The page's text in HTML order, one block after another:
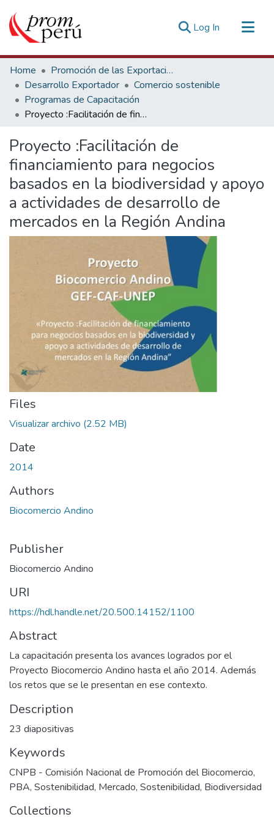
Log In (current)
Communities & Collections
All of DSpace
Statistics
Estadísticas Externas
Home
Promoción de las Exportaciones
Desarrollo Exportador
Comercio sostenible
Programas de Capacitación
Proyecto :Facilitación de financiamiento para negocios basados en la biodiversidad y apoyo a actividades de desarrollo de mercados en la Región Andina
Proyecto :Facilitación de
financiamiento para negocios
basados en la biodiversidad y apoyo
a actividades de desarrollo de
mercados en la Región Andina
Files
Visualizar archivo (2.52 MB)
Date
2014
Authors
Biocomercio Andino
Publisher
Biocomercio Andino
URI
https://hdl.handle.net/20.500.14152/1100
Abstract
La capacitación presenta los avances logrados por el
Proyecto Biocomercio Andino hasta el año 2014. Además
los retos que se le presentan en ese contexto.
Description
23 diapositivas
Keywords
CNPB - Comisión Nacional de Promoción del Biocomercio,
PBA, Sostenibilidad, Mercado, Sostenibilidad, Biodiversidad
Collections